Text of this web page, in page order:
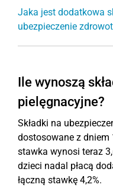
Jaka jest dodatkowa
ubezpieczenie
Ile wynoszą
pielęgnacyjne?
Składki na
dostosowane z dniem
stawka wynosi teraz
dzieci nadal płacą
łączną stawkę 4,2%.